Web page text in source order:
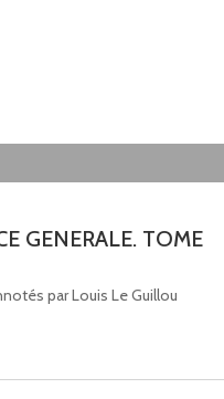
GENERALE. TOME
par Louis Le Guillou